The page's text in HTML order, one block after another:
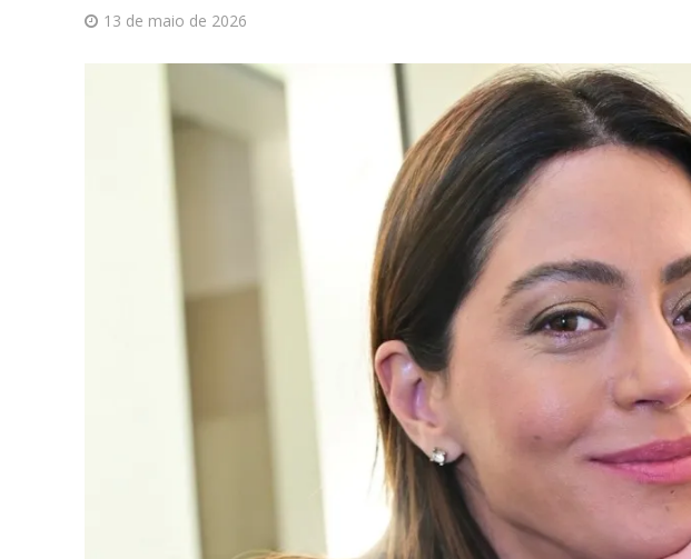
13 de maio de 2026